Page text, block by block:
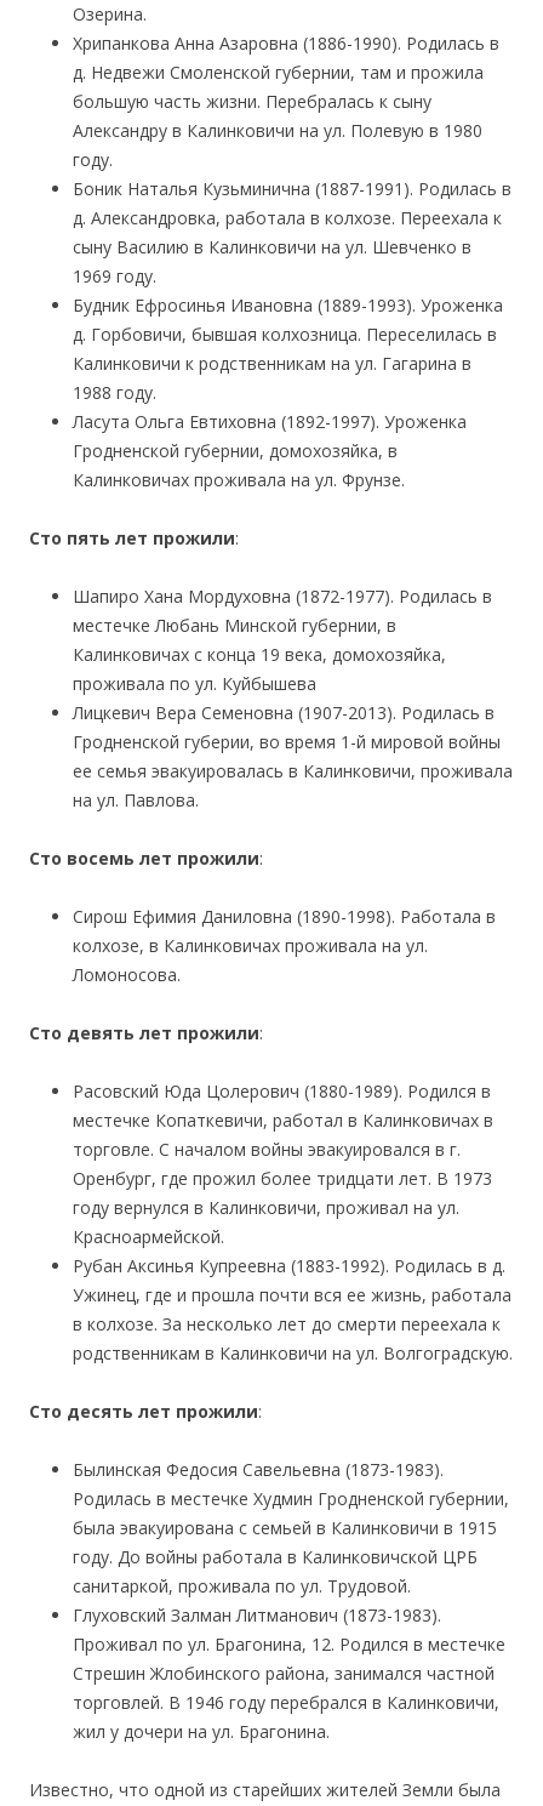
Озерина.
Хрипанкова Анна Азаровна (1886-1990). Родилась в
д. Недвежи Смоленской губернии, там и прожила
большую часть жизни. Перебралась к сыну
Александру в Калинковичи на ул. Полевую в 1980
году.
Боник Наталья Кузьминична (1887-1991). Родилась в
д. Александровка, работала в колхозе. Переехала к
сыну Василию в Калинковичи на ул. Шевченко в
1969 году.
Будник Ефросинья Ивановна (1889-1993). Уроженка
д. Горбовичи, бывшая колхозница. Переселилась в
Калинковичи к родственникам на ул. Гагарина в
1988 году.
Ласута Ольга Евтиховна (1892-1997). Уроженка
Гродненской губернии, домохозяйка, в
Калинковичах проживала на ул. Фрунзе.
Сто пять лет прожили:
Шапиро Хана Мордуховна (1872-1977). Родилась в
местечке Любань Минской губернии, в
Калинковичах с конца 19 века, домохозяйка,
проживала по ул. Куйбышева
Лицкевич Вера Семеновна (1907-2013). Родилась в
Гродненской губерии, во время 1-й мировой войны
ее семья эвакуировалась в Калинковичи, проживала
на ул. Павлова.
Сто восемь лет прожили:
Сирош Ефимия Даниловна (1890-1998). Работала в
колхозе, в Калинковичах проживала на ул.
Ломоносова.
Сто девять лет прожили:
Расовский Юда Цолерович (1880-1989). Родился в
местечке Копаткевичи, работал в Калинковичах в
торговле. С началом войны эвакуировался в г.
Оренбург, где прожил более тридцати лет. В 1973
году вернулся в Калинковичи, проживал на ул.
Красноармейской.
Рубан Аксинья Купреевна (1883-1992). Родилась в д.
Ужинец, где и прошла почти вся ее жизнь, работала
в колхозе. За несколько лет до смерти переехала к
родственникам в Калинковичи на ул. Волгоградскую.
Сто десять лет прожили:
Былинская Федосия Савельевна (1873-1983).
Родилась в местечке Худмин Гродненской губернии,
была эвакуирована с семьей в Калинковичи в 1915
году. До войны работала в Калинковичской ЦРБ
санитаркой, проживала по ул. Трудовой.
Глуховский Залман Литманович (1873-1983).
Проживал по ул. Брагонина, 12. Родился в местечке
Стрешин Жлобинского района, занимался частной
торговлей. В 1946 году перебрался в Калинковичи,
жил у дочери на ул. Брагонина.
Известно, что одной из старейших жителей Земли была